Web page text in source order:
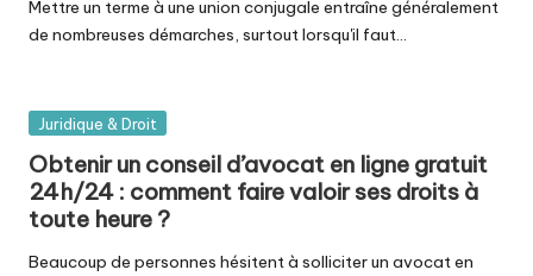
Mettre un terme à une union conjugale entraîne généralement
de nombreuses démarches, surtout lorsqu'il faut…
Posted
Juridique & Droit
Obtenir un conseil d’avocat en ligne gratuit
24h/24 : comment faire valoir ses droits à
toute heure ?
Beaucoup de personnes hésitent à solliciter un avocat en